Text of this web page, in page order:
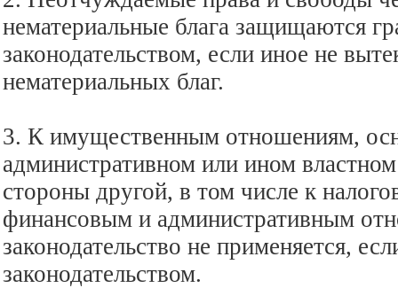
нематериальные блага защищаются
законодательством, если иное не
нематериальных благ.
3. К имущественным отношениям,
административном или ином
стороны другой, в том числе к
финансовым и административным
законодательство не применяется,
законодательством.